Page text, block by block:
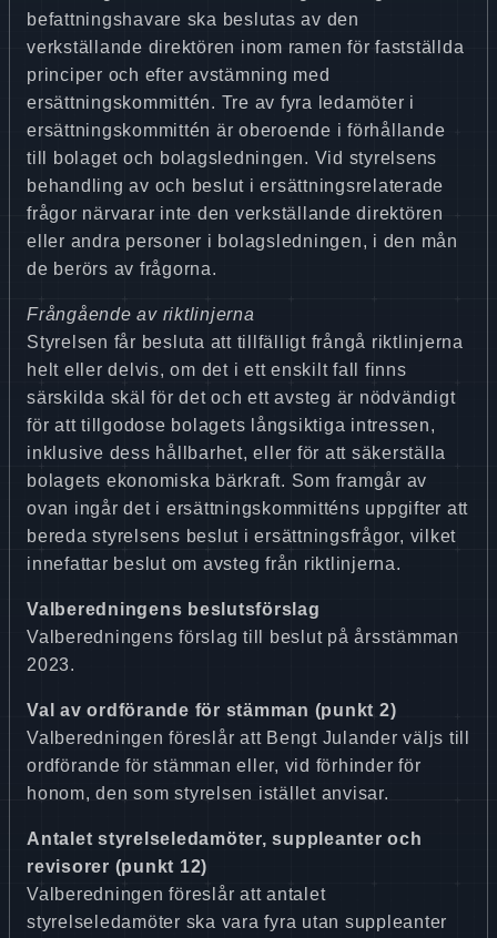
befattningshavare ska beslutas av den
verkställande direktören inom ramen för fastställda
principer och efter avstämning med
ersättningskommittén. Tre av fyra ledamöter i
ersättningskommittén är oberoende i förhållande
till bolaget och bolagsledningen. Vid styrelsens
behandling av och beslut i ersättningsrelaterade
frågor närvarar inte den verkställande direktören
eller andra personer i bolagsledningen, i den mån
de berörs av frågorna.
Frångående av riktlinjerna
Styrelsen får besluta att tillfälligt frångå riktlinjerna
helt eller delvis, om det i ett enskilt fall finns
särskilda skäl för det och ett avsteg är nödvändigt
för att tillgodose bolagets långsiktiga intressen,
inklusive dess hållbarhet, eller för att säkerställa
bolagets ekonomiska bärkraft. Som framgår av
ovan ingår det i ersättningskommitténs uppgifter att
bereda styrelsens beslut i ersättningsfrågor, vilket
innefattar beslut om avsteg från riktlinjerna.
Valberedningens beslutsförslag
Valberedningens förslag till beslut på årsstämman
2023.
Val av ordförande för stämman (punkt 2)
Valberedningen föreslår att Bengt Julander väljs till
ordförande för stämman eller, vid förhinder för
honom, den som styrelsen istället anvisar.
Antalet styrelseledamöter, suppleanter och
revisorer (punkt 12)
Valberedningen föreslår att antalet
styrelseledamöter ska vara fyra utan suppleanter